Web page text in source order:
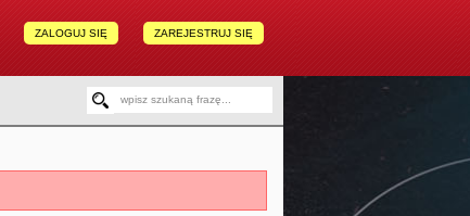
ZAREJESTRUJ SIĘ
ZALOGUJ SIĘ